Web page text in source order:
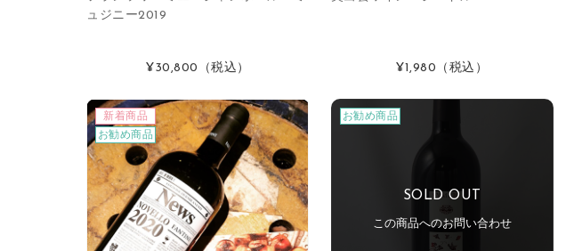
ュジニー2019
¥30,800 （税込） ¥1,980 （税込）
新着商品
お勧め商品
お勧め商品
SOLD OUT
この商品へのお問い合わせ